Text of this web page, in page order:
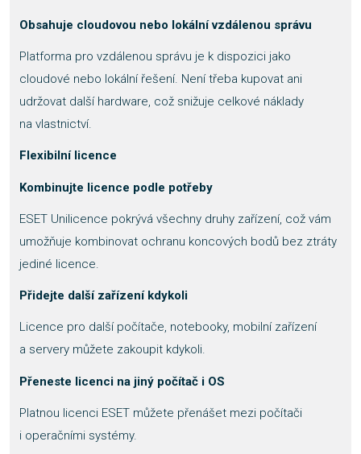
Obsahuje cloudovou nebo lokální vzdálenou správu
Platforma pro vzdálenou správu je k dispozici jako
cloudové nebo lokální řešení. Není třeba kupovat ani
udržovat další hardware, což snižuje celkové náklady
na vlastnictví.
Flexibilní licence
Kombinujte licence podle potřeby
ESET Unilicence pokrývá všechny druhy zařízení, což vám
umožňuje kombinovat ochranu koncových bodů bez ztráty
jediné licence.
Přidejte další zařízení kdykoli
Licence pro další počítače, notebooky, mobilní zařízení
a servery můžete zakoupit kdykoli.
Přeneste licenci na jiný počítač i OS
Platnou licenci ESET můžete přenášet mezi počítači
i operačními systémy.